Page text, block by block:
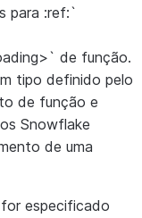
para :ref:`
de função.
tipo definido pelo
de função e
Snowflake
de uma
especificado